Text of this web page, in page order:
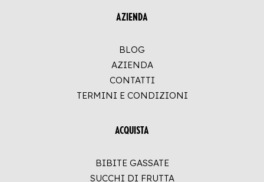
AZIENDA
BLOG
AZIENDA
CONTATTI
TERMINI E CONDIZIONI
ACQUISTA
BIBITE GASSATE
SUCCHI DI FRUTTA